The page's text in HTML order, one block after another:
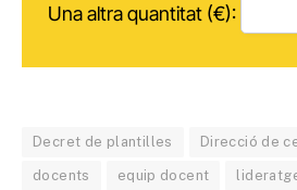
Una altra quantitat (€):
Decret de plantilles Direcció de
docents equip docent